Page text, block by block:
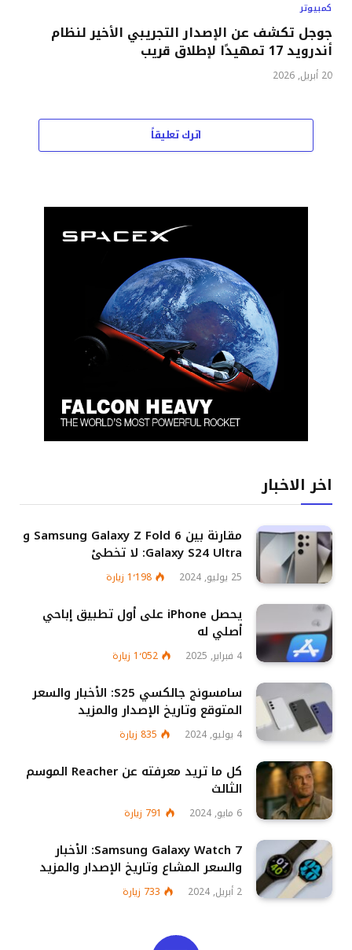
كمبيوتر
جوجل تكشف عن الإصدار التجريبي الأخير لنظام
أندرويد 17 تمهيدًا لإطلاق قريب
20 أبريل, 2026
اترك تعليقاً
اخر الاخبار
مقارنة بين Samsung Galaxy Z Fold 6 و
Galaxy S24 Ultra: لا تخطئ
25 يوليو, 2024 1٬198 زيارة
يحصل iPhone على أول تطبيق إباحي
أصلي له
4 فبراير, 2025 1٬052 زيارة
سامسونج جالكسي S25: الأخبار والسعر
المتوقع وتاريخ الإصدار والمزيد
4 يوليو, 2024 835 زيارة
كل ما تريد معرفته عن Reacher الموسم
الثالث
6 مايو, 2024 791 زيارة
Samsung Galaxy Watch 7: الأخبار
والسعر المشاع وتاريخ الإصدار والمزيد
2 أبريل, 2024 733 زيارة